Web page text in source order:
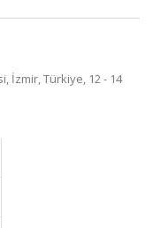
İzmir, Türkiye, 12 - 14